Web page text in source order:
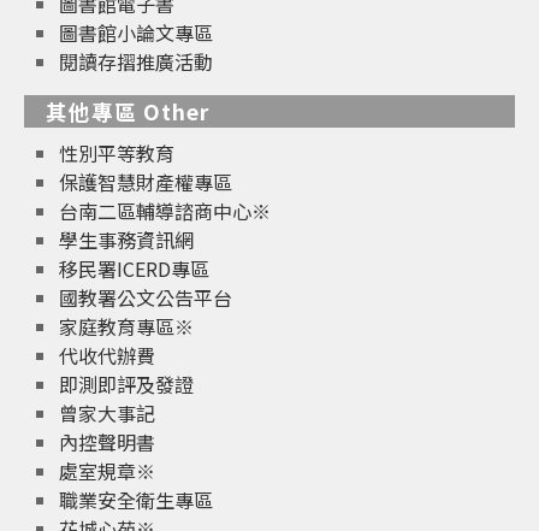
圖書館小論文專區
閱讀存摺推廣活動
其他專區 Other
性別平等教育
保護智慧財產權專區
台南二區輔導諮商中心※
學生事務資訊網
移民署ICERD專區
國教署公文公告平台
家庭教育專區※
代收代辦費
即測即評及發證
曾家大事記
內控聲明書
處室規章※
職業安全衛生專區